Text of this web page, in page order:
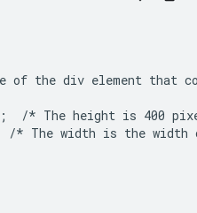
of the div element that
/* The height is 400
/* The width is the width